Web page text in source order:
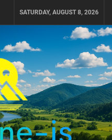
SATURDAY, AUGUST 8, 2026